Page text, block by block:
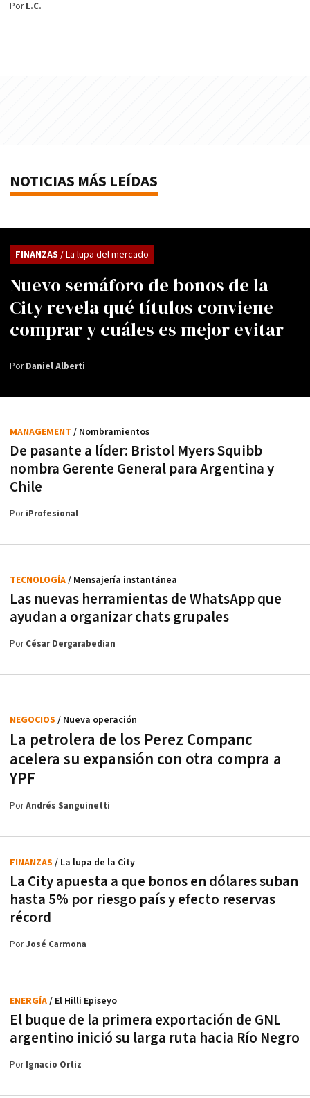
PorL.C.
NOTICIAS MÁS LEÍDAS
Nuevo semáforo de bonos de la
City revela qué títulos conviene
comprar y cuáles es mejor evitar
FINANZAS / La lupa del mercado
PorDaniel Alberti
De pasante a líder: Bristol Myers Squibb
nombra Gerente General para Argentina y
Chile
MANAGEMENT / Nombramientos
PoriProfesional
Las nuevas herramientas de WhatsApp que
ayudan a organizar chats grupales
TECNOLOGÍA/ Mensajería instantánea
PorCésar Dergarabedian
La petrolera de los Perez Companc
acelera su expansión con otra compra a
YPF
NEGOCIOS / Nueva operación
PorAndrés Sanguinetti
La City apuesta a que bonos en dólares suban
hasta 5% por riesgo país y efecto reservas
récord
FINANZAS / La lupa de la City
PorJosé Carmona
El buque de la primera exportación de GNL
argentino inició su larga ruta hacia Río Negro
ENERGÍA/ El Hilli Episeyo
PorIgnacio Ortiz